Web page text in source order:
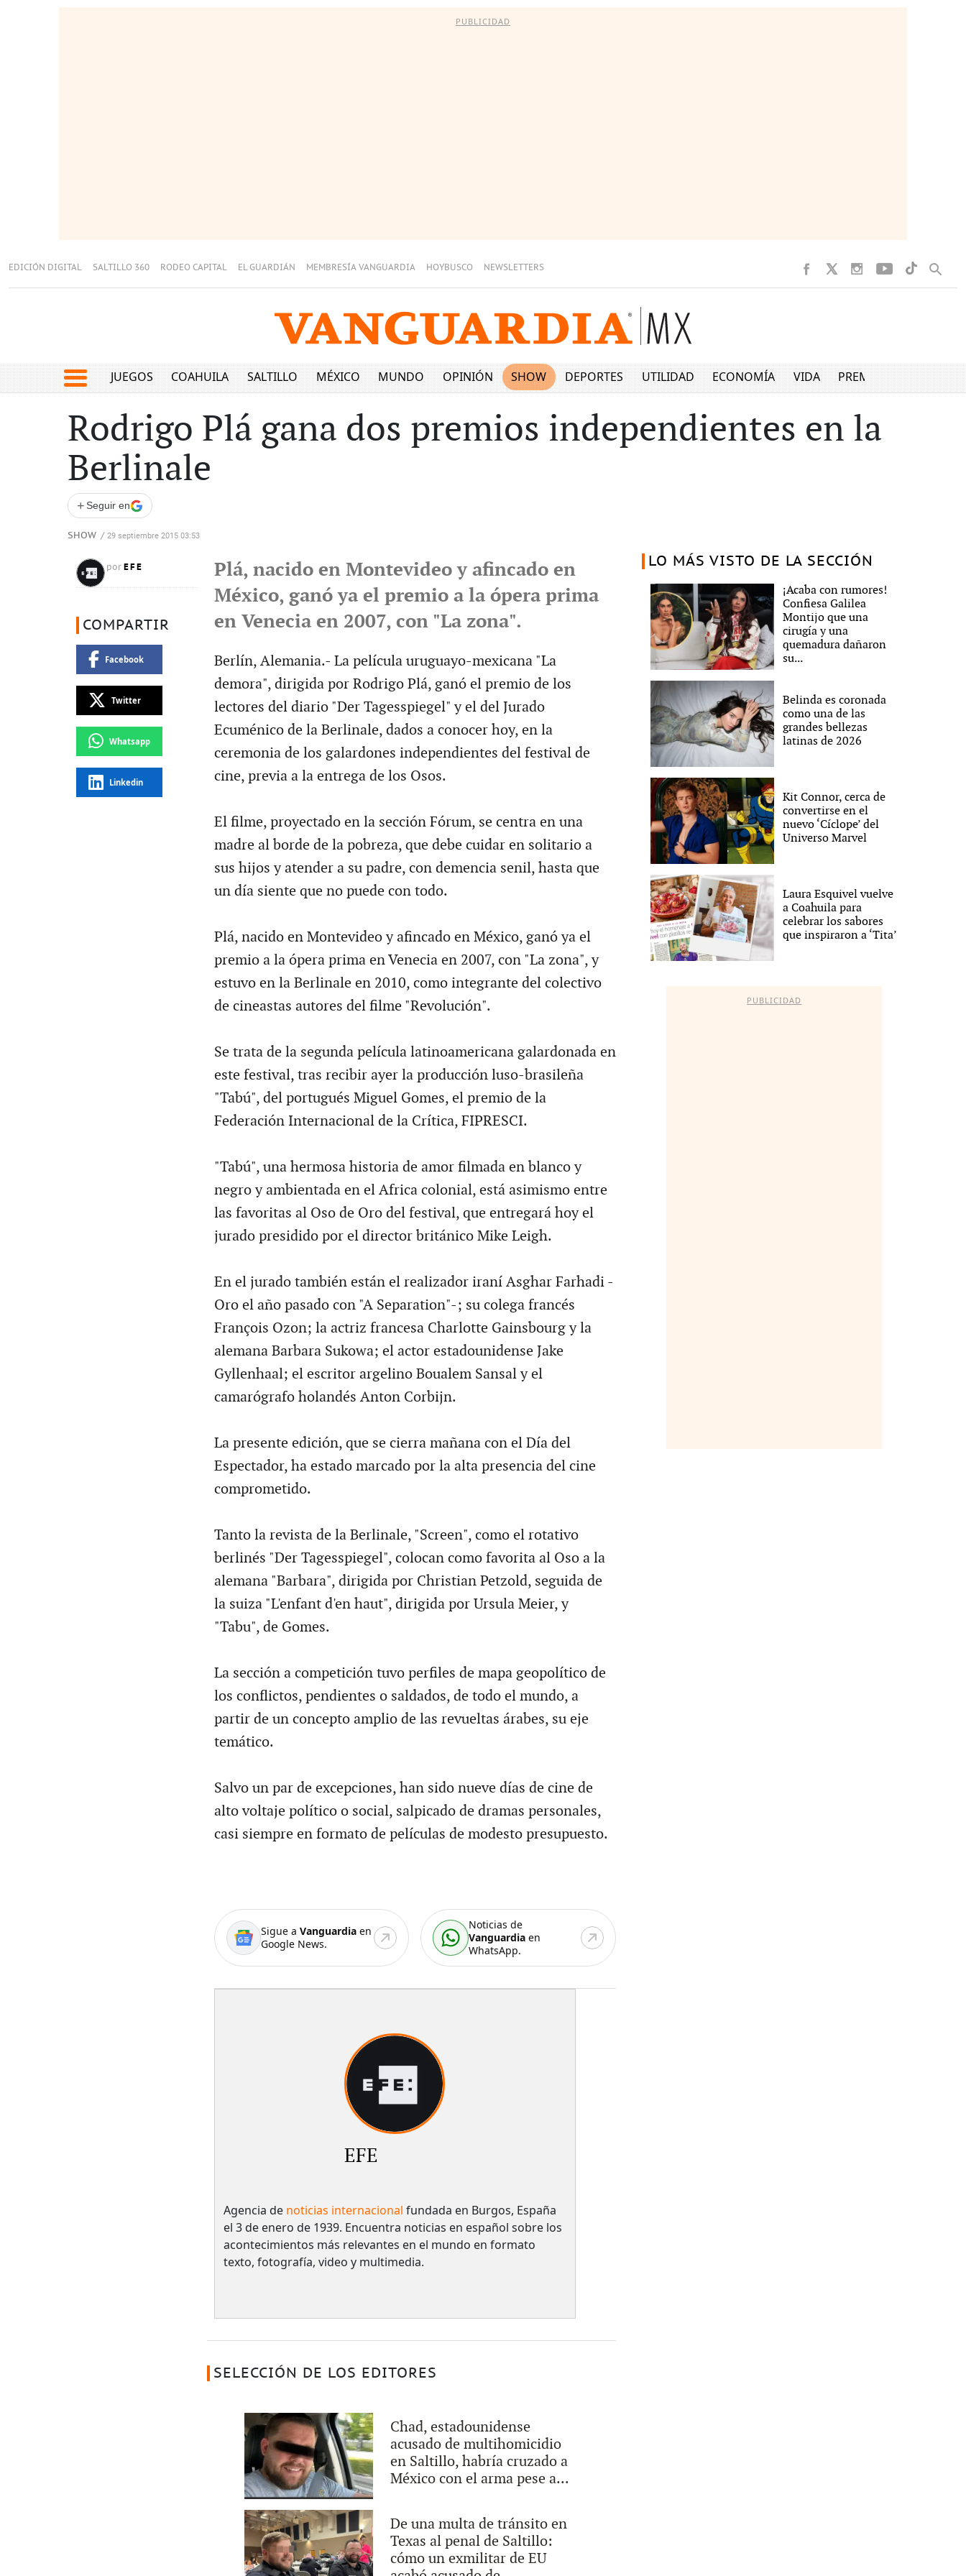
PUBLICIDAD
EDICIÓN DIGITAL SALTILLO 360 RODEO CAPITAL EL GUARDIÁN MEMBRESÍA VANGUARDIA HOYBUSCO NEWSLETTERS
JUEGOS COAHUILA SALTILLO MÉXICO MUNDO OPINIÓN SHOW DEPORTES UTILIDAD ECONOMÍA VIDA PREMIUM
Rodrigo Plá gana dos premios independientes en la
Berlinale
+ Seguir en
SHOW / 29 septiembre 2015 03:53
por EFE
COMPARTIR
Facebook
Twitter
Whatsapp
Linkedin
Plá, nacido en Montevideo y afincado en
México, ganó ya el premio a la ópera prima
en Venecia en 2007, con "La zona".
Berlín, Alemania.- La película uruguayo-mexicana "La
demora", dirigida por Rodrigo Plá, ganó el premio de los
lectores del diario "Der Tagesspiegel" y el del Jurado
Ecuménico de la Berlinale, dados a conocer hoy, en la
ceremonia de los galardones independientes del festival de
cine, previa a la entrega de los Osos.
El filme, proyectado en la sección Fórum, se centra en una
madre al borde de la pobreza, que debe cuidar en solitario a
sus hijos y atender a su padre, con demencia senil, hasta que
un día siente que no puede con todo.
Plá, nacido en Montevideo y afincado en México, ganó ya el
premio a la ópera prima en Venecia en 2007, con "La zona", y
estuvo en la Berlinale en 2010, como integrante del colectivo
de cineastas autores del filme "Revolución".
Se trata de la segunda película latinoamericana galardonada en
este festival, tras recibir ayer la producción luso-brasileña
"Tabú", del portugués Miguel Gomes, el premio de la
Federación Internacional de la Crítica, FIPRESCI.
"Tabú", una hermosa historia de amor filmada en blanco y
negro y ambientada en el Africa colonial, está asimismo entre
las favoritas al Oso de Oro del festival, que entregará hoy el
jurado presidido por el director británico Mike Leigh.
En el jurado también están el realizador iraní Asghar Farhadi -
Oro el año pasado con "A Separation"-; su colega francés
François Ozon; la actriz francesa Charlotte Gainsbourg y la
alemana Barbara Sukowa; el actor estadounidense Jake
Gyllenhaal; el escritor argelino Boualem Sansal y el
camarógrafo holandés Anton Corbijn.
La presente edición, que se cierra mañana con el Día del
Espectador, ha estado marcado por la alta presencia del cine
comprometido.
Tanto la revista de la Berlinale, "Screen", como el rotativo
berlinés "Der Tagesspiegel", colocan como favorita al Oso a la
alemana "Barbara", dirigida por Christian Petzold, seguida de
la suiza "L'enfant d'en haut", dirigida por Ursula Meier, y
"Tabu", de Gomes.
La sección a competición tuvo perfiles de mapa geopolítico de
los conflictos, pendientes o saldados, de todo el mundo, a
partir de un concepto amplio de las revueltas árabes, su eje
temático.
Salvo un par de excepciones, han sido nueve días de cine de
alto voltaje político o social, salpicado de dramas personales,
casi siempre en formato de películas de modesto presupuesto.
Sigue a Vanguardiaen
Google News.
Noticias de
Vanguardia en
WhatsApp.
EFE
Agencia de noticias internacional fundada en Burgos, España
el 3 de enero de 1939. Encuentra noticias en español sobre los
acontecimientos más relevantes en el mundo en formato
texto, fotografía, video y multimedia.
SELECCIÓN DE LOS EDITORES
Chad, estadounidense
acusado de multihomicidio
en Saltillo, habría cruzado a
México con el arma pese a...
De una multa de tránsito en
Texas al penal de Saltillo:
cómo un exmilitar de EU
LO MÁS VISTO DE LA SECCIÓN
¡Acaba con rumores!
Confiesa Galilea
Montijo que una
cirugía y una
quemadura dañaron
su...
Belinda es coronada
como una de las
grandes bellezas
latinas de 2026
Kit Connor, cerca de
convertirse en el
nuevo ‘Cíclope’ del
Universo Marvel
Laura Esquivel vuelve
a Coahuila para
celebrar los sabores
que inspiraron a ‘Tita’
PUBLICIDAD